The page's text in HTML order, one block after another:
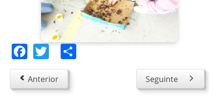
Facebook
Twitter
Share
Anterior Seguinte